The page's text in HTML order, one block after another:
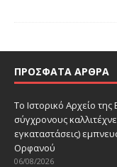
ΠΡΌΣΦΑΤΑ ΆΡΘΡΑ
Το Ιστορικό Αρχείο της
σύγχρονους
εγκαταστάσεις)
Ορφανού
06/08/2026